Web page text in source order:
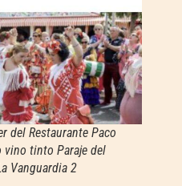
del Restaurante Paco
vino tinto Paraje del
Vanguardia 2